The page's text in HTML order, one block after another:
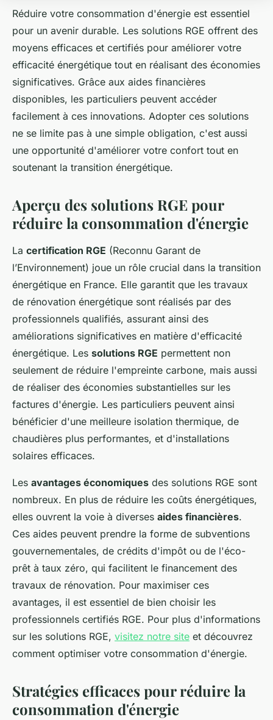
Réduire votre consommation d'énergie est essentiel
pour un avenir durable. Les solutions RGE offrent des
moyens efficaces et certifiés pour améliorer votre
efficacité énergétique tout en réalisant des économies
significatives. Grâce aux aides financières
disponibles, les particuliers peuvent accéder
facilement à ces innovations. Adopter ces solutions
ne se limite pas à une simple obligation, c'est aussi
une opportunité d'améliorer votre confort tout en
soutenant la transition énergétique.
Aperçu des solutions RGE pour
réduire la consommation d'énergie
La certification RGE (Reconnu Garant de
l’Environnement) joue un rôle crucial dans la transition
énergétique en France. Elle garantit que les travaux
de rénovation énergétique sont réalisés par des
professionnels qualifiés, assurant ainsi des
améliorations significatives en matière d'efficacité
énergétique. Les solutions RGE permettent non
seulement de réduire l'empreinte carbone, mais aussi
de réaliser des économies substantielles sur les
factures d'énergie. Les particuliers peuvent ainsi
bénéficier d'une meilleure isolation thermique, de
chaudières plus performantes, et d'installations
solaires efficaces.
Les avantages économiques des solutions RGE sont
nombreux. En plus de réduire les coûts énergétiques,
elles ouvrent la voie à diverses aides financières.
Ces aides peuvent prendre la forme de subventions
gouvernementales, de crédits d'impôt ou de l'éco-
prêt à taux zéro, qui facilitent le financement des
travaux de rénovation. Pour maximiser ces
avantages, il est essentiel de bien choisir les
professionnels certifiés RGE. Pour plus d'informations
sur les solutions RGE, visitez notre site et découvrez
comment optimiser votre consommation d'énergie.
Stratégies efficaces pour réduire la
consommation d'énergie